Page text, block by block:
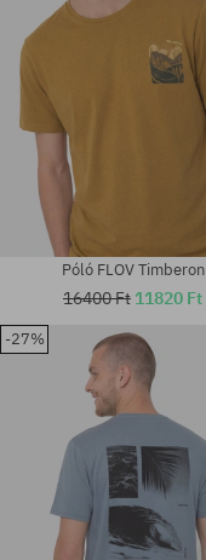
Elérhető méretek:
M; L; XL; XXL
Póló FLOV Timberon
16400 Ft 11820 Ft
-27%